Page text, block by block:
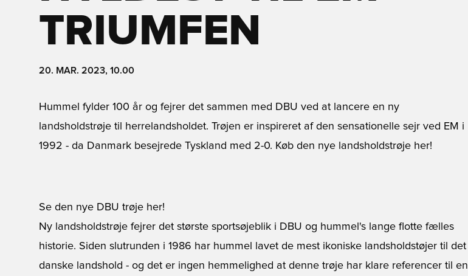
TRIUMFEN
20. MAR. 2023, 10.00
Hummel fylder 100 år og fejrer det sammen med DBU ved at lancere en ny
landsholdstrøje til herrelandsholdet. Trøjen er inspireret af den sensationelle sejr ved EM i
1992 - da Danmark besejrede Tyskland med 2-0. Køb den nye landsholdstrøje her!
Se den nye DBU trøje her!
Ny landsholdstrøje fejrer det største sportsøjeblik i DBU og hummel's lange flotte fælles
historie. Siden slutrunden i 1986 har hummel lavet de mest ikoniske landsholdstøjer til det
danske landshold - og det er ingen hemmelighed at denne trøje har klare referencer til en